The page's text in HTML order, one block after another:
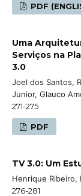
PDF
Uma
Serviços na
3.0
Joel dos Santos,
Junior, Glauco
271-275
PDF
TV 3.0: Um
Henrique Ribeiro,
276-281